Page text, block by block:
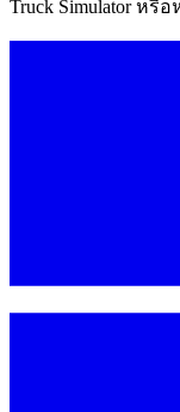
Truck Simulator หรื